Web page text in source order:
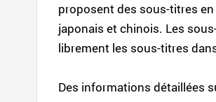
proposent des sous-titres
japonais et chinois. Les
librement les sous-titres
Des informations détaillées